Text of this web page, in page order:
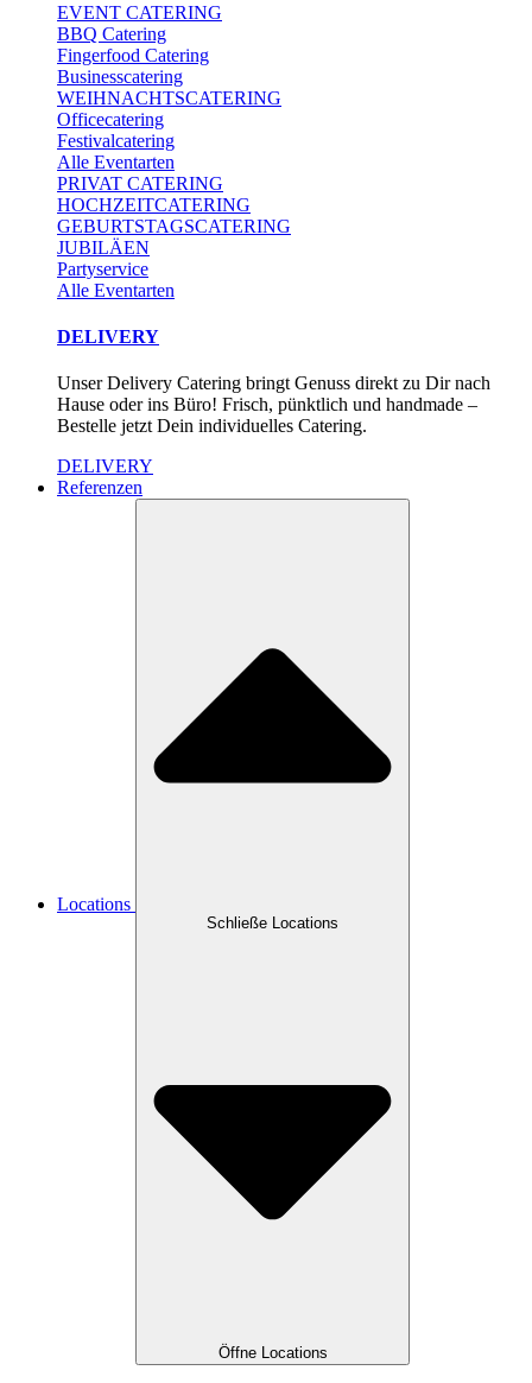
EVENT CATERING
BBQ Catering
Fingerfood Catering
Businesscatering
WEIHNACHTSCATERING
Officecatering
Festivalcatering
Alle Eventarten
PRIVAT CATERING
HOCHZEITCATERING
GEBURTSTAGSCATERING
JUBILÄEN
Partyservice
Alle Eventarten
DELIVERY
Unser Delivery Catering bringt Genuss direkt zu Dir nach
Hause oder ins Büro! Frisch, pünktlich und handmade –
Bestelle jetzt Dein individuelles Catering.
DELIVERY
Referenzen
Locations
Schließe Locations
Öffne Locations